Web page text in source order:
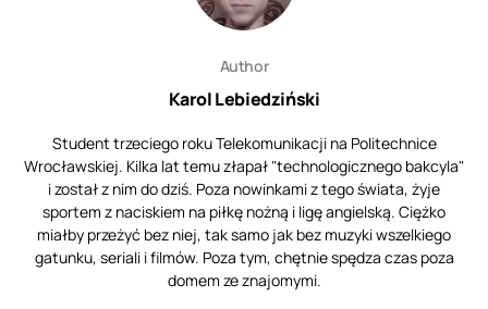
Author
Karol Lebiedziński
Student trzeciego roku Telekomunikacji na Politechnice
Wrocławskiej. Kilka lat temu złapał "technologicznego bakcyla"
i został z nim do dziś. Poza nowinkami z tego świata, żyje
sportem z naciskiem na piłkę nożną i ligę angielską. Ciężko
miałby przeżyć bez niej, tak samo jak bez muzyki wszelkiego
gatunku, seriali i filmów. Poza tym, chętnie spędza czas poza
domem ze znajomymi.